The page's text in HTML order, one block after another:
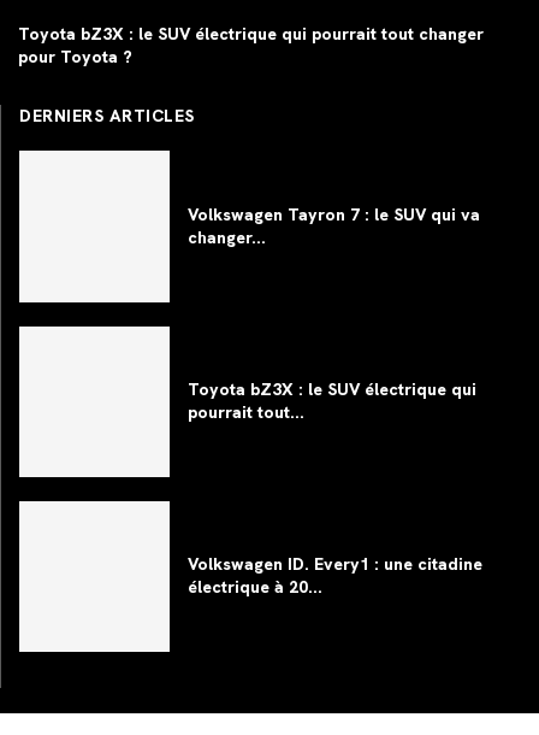
Toyota bZ3X : le SUV électrique qui pourrait tout changer
pour Toyota ?
DERNIERS ARTICLES
Volkswagen Tayron 7 : le SUV qui va
changer...
Toyota bZ3X : le SUV électrique qui
pourrait tout...
Volkswagen ID. Every1 : une citadine
électrique à 20...